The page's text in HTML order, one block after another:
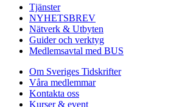
Tjänster
NYHETSBREV
Nätverk & Utbyten
Guider och verktyg
Medlemsavtal med BUS
Om Sveriges Tidskrifter
Våra medlemmar
Kontakta oss
Kurser & event